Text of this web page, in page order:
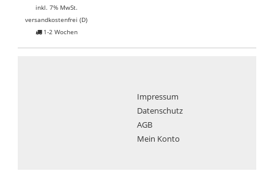
inkl. 7% MwSt.
versandkostenfrei (D)
1-2 Wochen
Impressum
Datenschutz
AGB
Mein Konto